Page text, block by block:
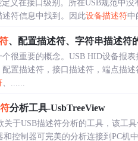
义在接口级别。所在USB规范中没
符信息中找到。因此设备描述符中
、配置描述符、字符串描述符
很重要的概念。USB HID设备报
配置描述符，接口描述符，端点描述
、......
分析工具-UsbTreeView
关于USB描述符分析的工具，该
控制器可完美的分析连接到PC机